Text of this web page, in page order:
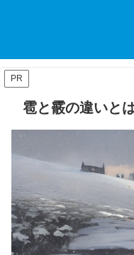
PR
雹と霰の違いと